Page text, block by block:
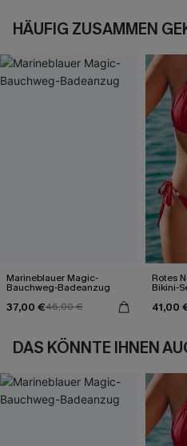
HÄUFIG ZUSAMMEN
Marineblauer Magic-
Bauchweg-Badeanzug
37,00 €46,00 €
Rotes
Bikini-
41,00
DAS KÖNNTE IHNEN